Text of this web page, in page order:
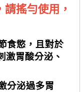
搖勻使用，
食慾，且對於
激胃酸分泌、
分泌過多胃